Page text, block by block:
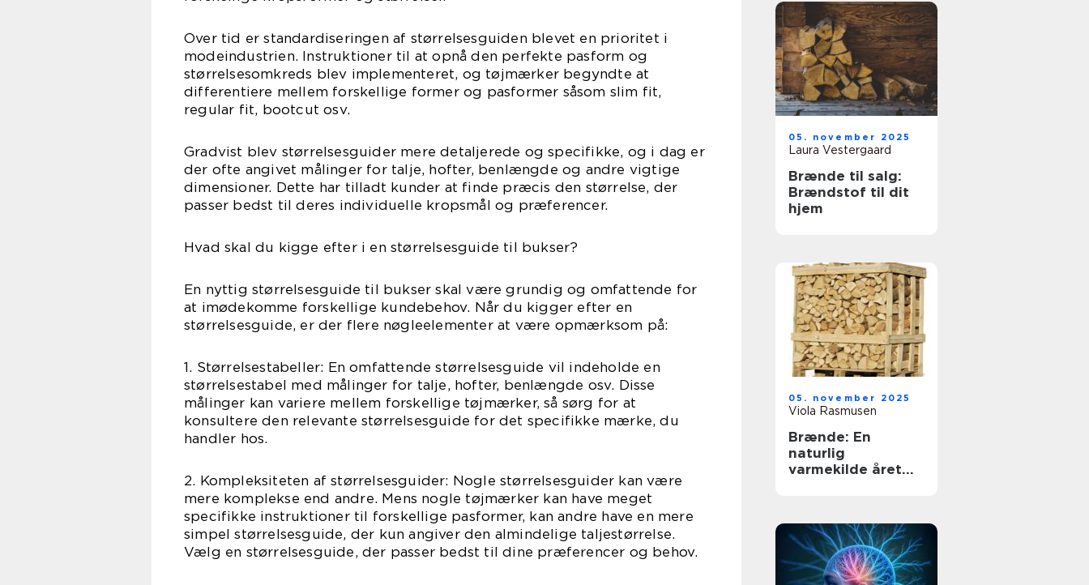
Over tid er standardiseringen af størrelsesguiden blevet en prioritet i
modeindustrien. Instruktioner til at opnå den perfekte pasform og
størrelsesomkreds blev implementeret, og tøjmærker begyndte at
differentiere mellem forskellige former og pasformer såsom slim fit,
regular fit, bootcut osv.
Gradvist blev størrelsesguider mere detaljerede og specifikke, og i dag er
der ofte angivet målinger for talje, hofter, benlængde og andre vigtige
dimensioner. Dette har tilladt kunder at finde præcis den størrelse, der
passer bedst til deres individuelle kropsmål og præferencer.
Hvad skal du kigge efter i en størrelsesguide til bukser?
En nyttig størrelsesguide til bukser skal være grundig og omfattende for
at imødekomme forskellige kundebehov. Når du kigger efter en
størrelsesguide, er der flere nøgleelementer at være opmærksom på:
1. Størrelsestabeller: En omfattende størrelsesguide vil indeholde en
størrelsestabel med målinger for talje, hofter, benlængde osv. Disse
målinger kan variere mellem forskellige tøjmærker, så sørg for at
konsultere den relevante størrelsesguide for det specifikke mærke, du
handler hos.
2. Kompleksiteten af størrelsesguider: Nogle størrelsesguider kan være
mere komplekse end andre. Mens nogle tøjmærker kan have meget
specifikke instruktioner til forskellige pasformer, kan andre have en mere
simpel størrelsesguide, der kun angiver den almindelige taljestørrelse.
Vælg en størrelsesguide, der passer bedst til dine præferencer og behov.
05. november 2025
Laura Vestergaard
Brænde til salg:
Brændstof til dit
hjem
05. november 2025
Viola Rasmusen
Brænde: En
naturlig
varmekilde året